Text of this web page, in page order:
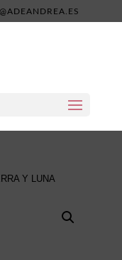
Y LUNA